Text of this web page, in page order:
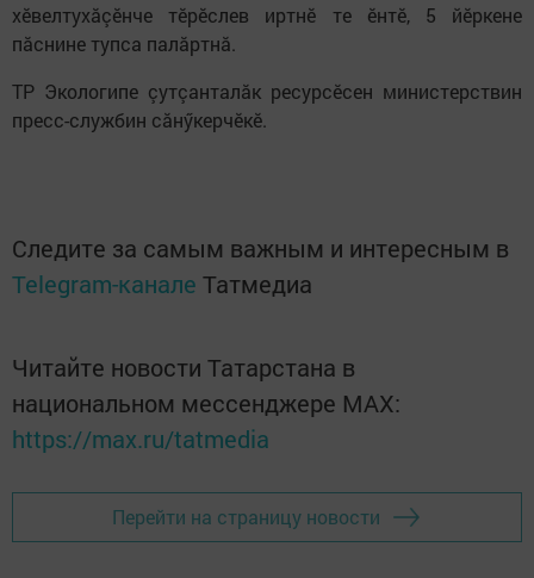
хӗвелтухăçӗнче тӗрӗслев иртнӗ те ӗнтӗ, 5 йӗркене
пăснине тупса палăртнă.
ТР Экологипе çутçанталăк ресурсӗсен министерствин
пресс-службин сăнӳкерчӗкӗ.
Следите за самым важным и интересным в
Telegram-канале Татмедиа
Читайте новости Татарстана в
национальном мессенджере MАХ:
https://max.ru/tatmedia
Перейти на страницу новости